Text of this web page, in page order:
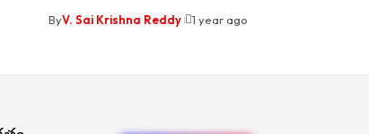
ByV. Sai Krishna Reddy 1 year ago